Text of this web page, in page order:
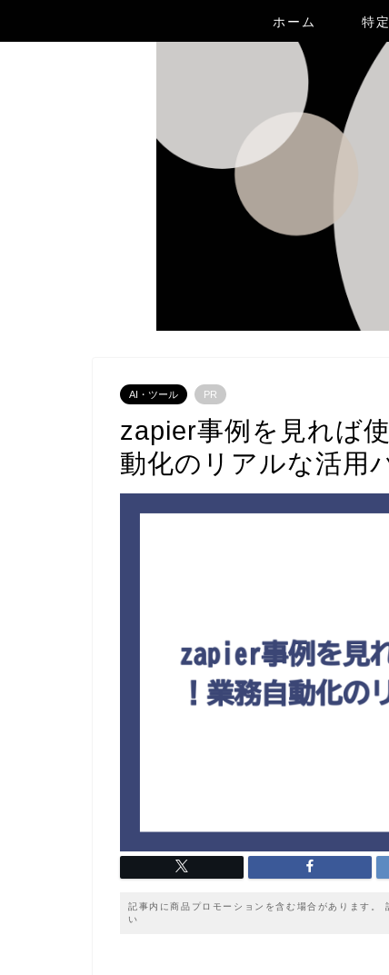
ホーム 特
AI・ツール PR
zapier事例を見れば
動化のリアルな活用
記事内に商品プロモーションを含む場合があります。
い